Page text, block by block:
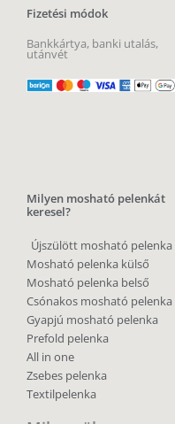
Fizetési módok
Bankkártya, banki utalás,
utánvét
Milyen mosható pelenkát
keresel?
Újszülött mosható pelenka
Mosható pelenka külső
Mosható pelenka belső
Csónakos mosható pelenka
Gyapjú mosható pelenka
Prefold pelenka
All in one
Zsebes pelenka
Textilpelenka